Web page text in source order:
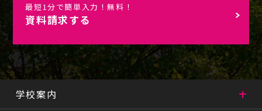
最短1分で簡単入力！無料！
資料請求する
学校案内